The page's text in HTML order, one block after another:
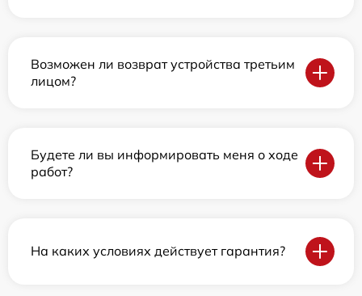
Возможен ли возврат устройства третьим
лицом?
Будете ли вы информировать меня о ходе
работ?
На каких условиях действует гарантия?